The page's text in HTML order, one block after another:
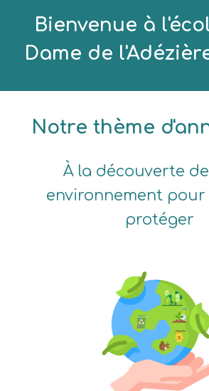
Bienvenue à
Dame de
Notre thème
À la découverte
environnement pour
protéger